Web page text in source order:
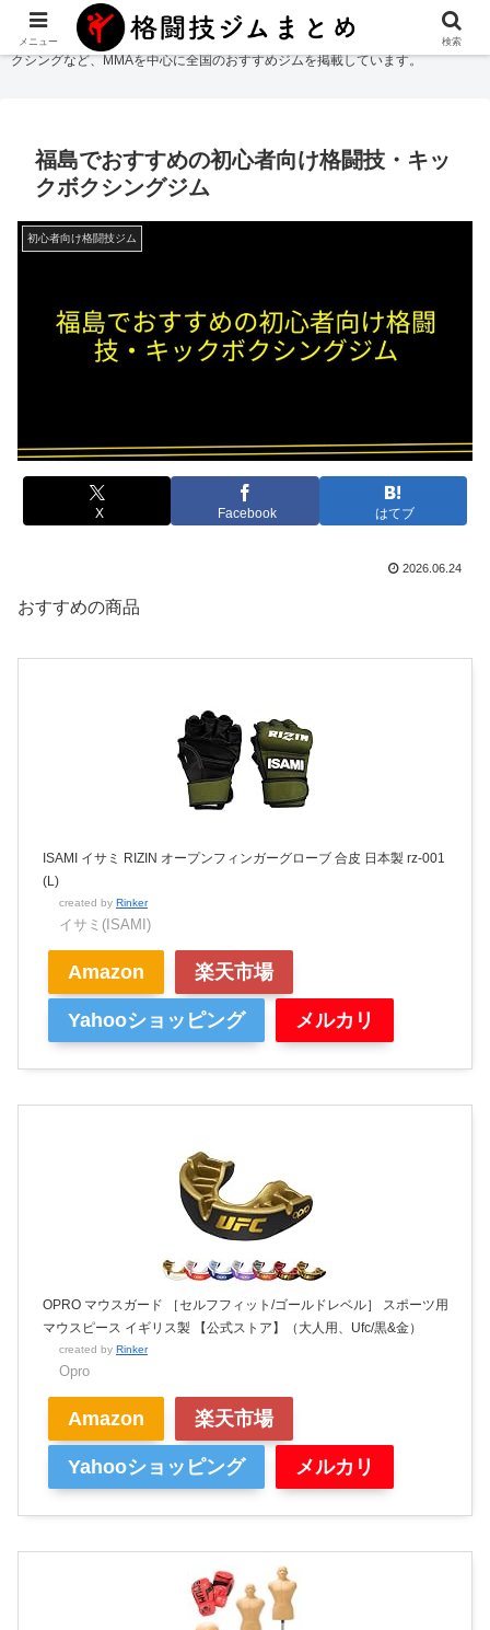
格闘技ジムまとめ
では総合格闘技・柔術・レスリング・キックボクシング・ボ
クシングなど、MMAを中心に全国のおすすめジムを掲載しています。
福島でおすすめの初心者向け格闘技・キッ
クボクシングジム
初心者向け格闘技ジム
X Facebook はてブ
2026.06.24
おすすめの商品
ISAMI イサミ RIZIN オープンフィンガーグローブ 合皮 日本製 rz-001
(L)
created by Rinker
イサミ(ISAMI)
Amazon 楽天市場
Yahooショッピング メルカリ
OPRO マウスガード ［セルフフィット/ゴールドレベル］ スポーツ用
マウスピース イギリス製 【公式ストア】（大人用、Ufc/黒&金）
created by Rinker
Opro
Amazon 楽天市場
Yahooショッピング メルカリ
メニュー 検索